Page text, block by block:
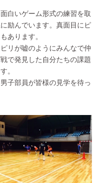
白いゲーム形式の練習を取
励んでいます。真面目にピ
あります。
リが嘘のようにみんなで仲
で発見した自分たちの課題
。
子部員が皆様の見学を待っ